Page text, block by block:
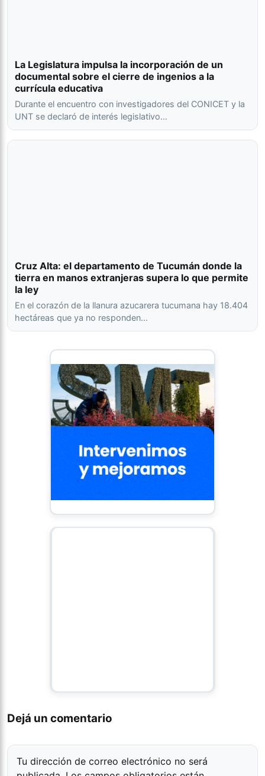
La Legislatura impulsa la incorporación de un
documental sobre el cierre de ingenios a la
currícula educativa
Durante el encuentro con investigadores del CONICET y la
UNT se declaró de interés legislativo…
Cruz Alta: el departamento de Tucumán donde la
tierra en manos extranjeras supera lo que permite
la ley
En el corazón de la llanura azucarera tucumana hay 18.404
hectáreas que ya no responden…
Dejá un comentario
Tu dirección de correo electrónico no será